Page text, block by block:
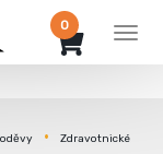
0
Zdravotnické